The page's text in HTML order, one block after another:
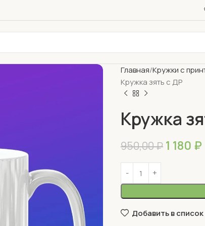
Главная Кружки с
Кружка зять с ДР
Кружка
950,00₽ 1 180 ₽
Добавить в